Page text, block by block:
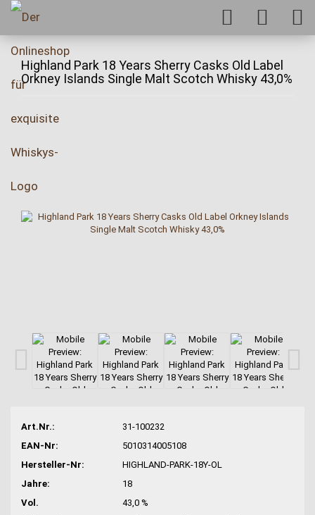
Highland Park 18 Years Sherry Casks Old Label
Orkney Islands Single Malt Scotch Whisky 43,0%
Art.Nr.:
31-100232
EAN-Nr:
5010314005108
Hersteller-Nr:
HIGHLAND-PARK-18Y-OL
Jahre:
18
Vol.
43,0 %